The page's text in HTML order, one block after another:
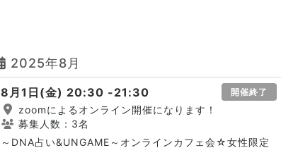
2025年8月
8月1日(金) 20:30 -21:30 開催終了
zoomによるオンライン開催になります！
募集人数：3名
～DNA占い&UNGAME～オンラインカフェ会☆女性限定